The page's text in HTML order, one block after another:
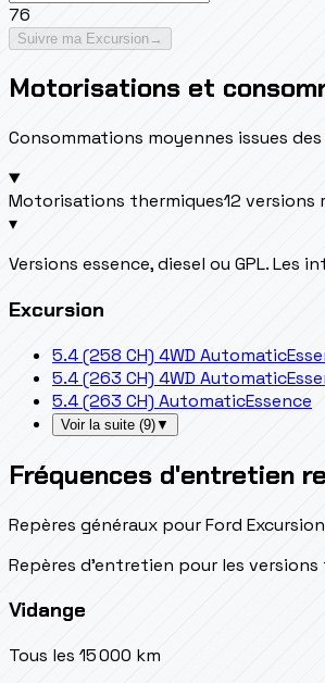
76
Suivre ma Excursion →
Motorisations et
Consommations moyennes issues
Motorisations thermiques12 versions
▾
Versions essence, diesel ou GPL.
Excursion
5.4 (258 CH) 4WD Automatic
5.4 (263 CH) 4WD Automatic
5.4 (263 CH) AutomaticEssence
Voir la suite (9)▼
Fréquences d'entretien
Repères généraux pour Ford
Repères d’entretien pour les
Vidange
Tous les 15 000 km